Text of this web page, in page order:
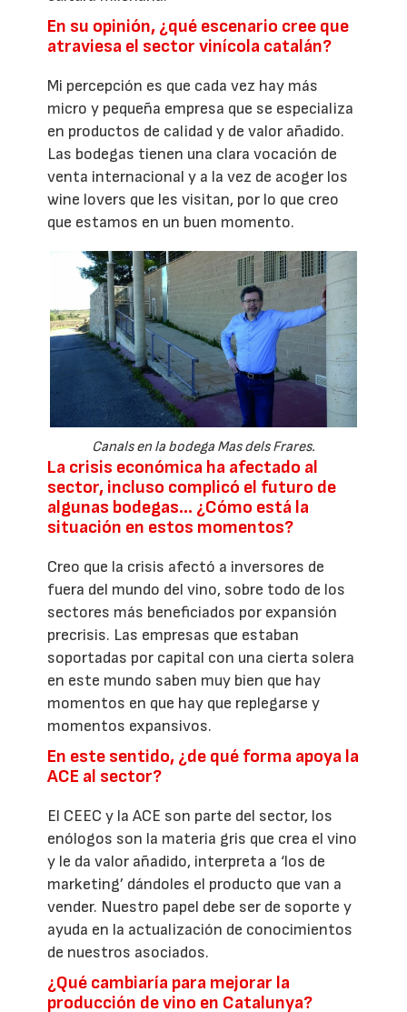
En su opinión, ¿qué escenario cree que
atraviesa el sector vinícola catalán?
Mi percepción es que cada vez hay más
micro y pequeña empresa que se especializa
en productos de calidad y de valor añadido.
Las bodegas tienen una clara vocación de
venta internacional y a la vez de acoger los
wine lovers que les visitan, por lo que creo
que estamos en un buen momento.
Canals en la bodega Mas dels Frares.
La crisis económica ha afectado al
sector, incluso complicó el futuro de
algunas bodegas... ¿Cómo está la
situación en estos momentos?
Creo que la crisis afectó a inversores de
fuera del mundo del vino, sobre todo de los
sectores más beneficiados por expansión
precrisis. Las empresas que estaban
soportadas por capital con una cierta solera
en este mundo saben muy bien que hay
momentos en que hay que replegarse y
momentos expansivos.
En este sentido, ¿de qué forma apoya la
ACE al sector?
El CEEC y la ACE son parte del sector, los
enólogos son la materia gris que crea el vino
y le da valor añadido, interpreta a ‘los de
marketing’ dándoles el producto que van a
vender. Nuestro papel debe ser de soporte y
ayuda en la actualización de conocimientos
de nuestros asociados.
¿Qué cambiaría para mejorar la
producción de vino en Catalunya?